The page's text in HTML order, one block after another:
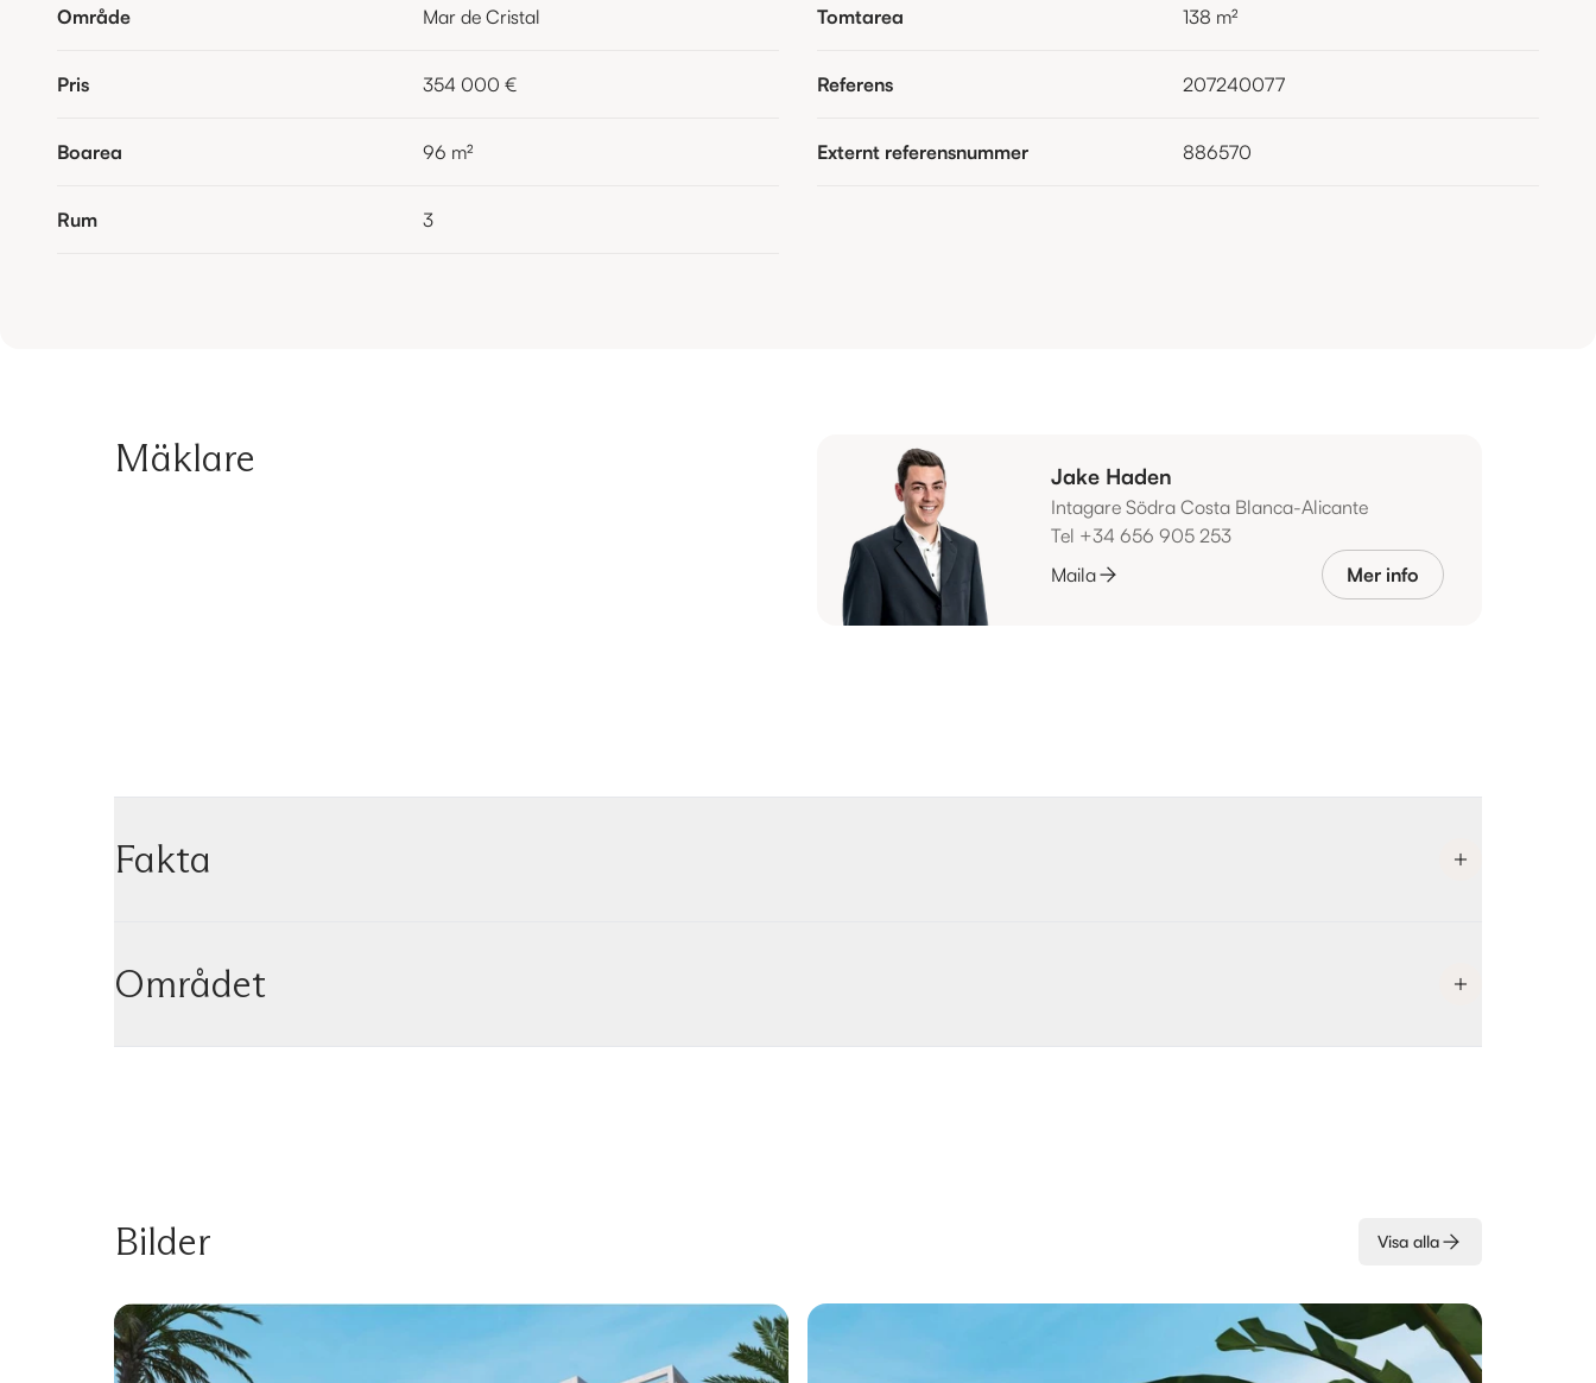
Område Mar de Cristal
Pris 354 000 €
Boarea 96 m²
Rum 3
Tomtarea 138 m²
Referens 207240077
Externt referensnummer 886570
Mäklare Jake Haden
Intagare Södra Costa Blanca-Alicante
Tel +34 656 905 253
Maila
Mer info
Fakta
Området
Bilder Visa alla